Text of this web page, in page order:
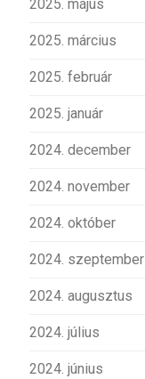
2025. május
2025. március
2025. február
2025. január
2024. december
2024. november
2024. október
2024. szeptember
2024. augusztus
2024. július
2024. június